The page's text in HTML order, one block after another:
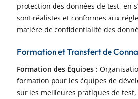
protection des données de test, en
sont réalistes et conformes aux
matière de confidentialité des
Formation et Transfert de
Formation des Équipes :
formation pour les équipes de
sur les meilleures pratiques de test,